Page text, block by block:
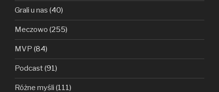
Grali u nas (40)
Meczowo (255)
MVP (84)
Podcast(91)
Różne myśli (111)